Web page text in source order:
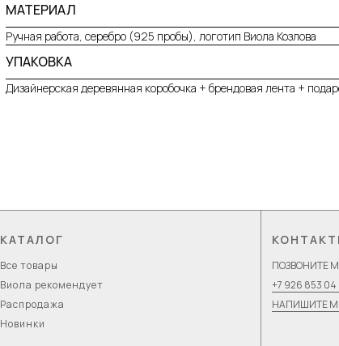
МАТЕРИАЛ
Ручная работа, серебро (925 пробы), логотип Виола Козлова
УПАКОВКА
Дизайнерская деревянная коробочка + брендовая лента +
КАТАЛОГ
ПОЗВОНИТЕ
+7 926 853 04
НАПИШИТЕ
Все товары
Виола рекомендует
Распродажа
Новинки